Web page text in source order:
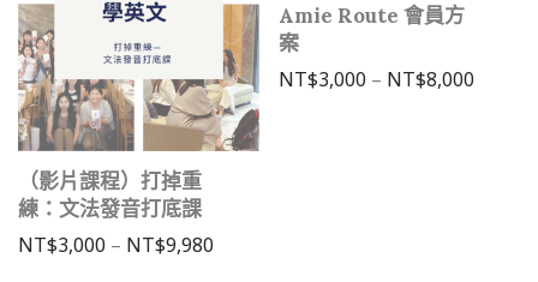
（影片課程）打掉重
練：文法發音打底課
NT$3,000 – NT$9,980
Amie Route 會員方
案
NT$3,000 – NT$8,000